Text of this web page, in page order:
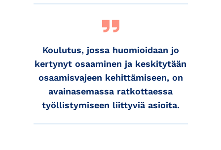
Koulutus, jossa huomioidaan jo
kertynyt osaaminen ja keskitytään
osaamisvajeen kehittämiseen, on
avainasemassa ratkottaessa
työllistymiseen liittyviä asioita.